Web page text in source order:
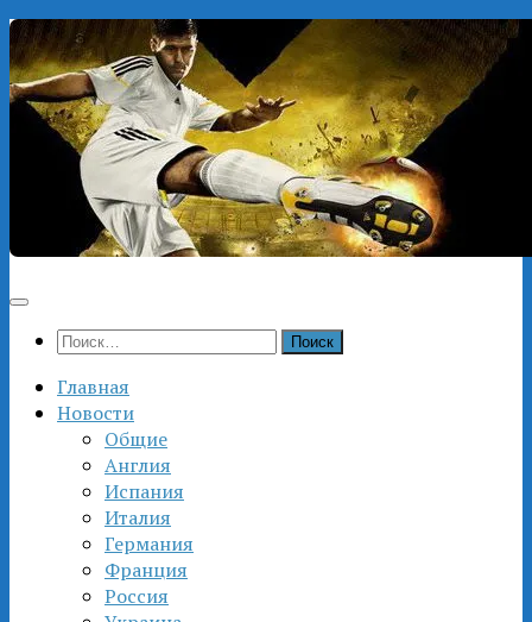
Перейти
к
содержимому
Найти:
Главная
Новости
Общие
Англия
Испания
Италия
Германия
Франция
Россия